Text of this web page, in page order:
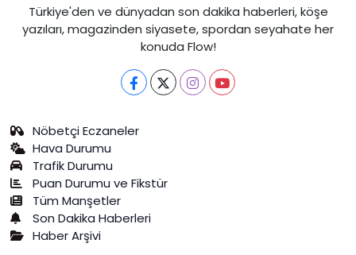
Türkiye'den ve dünyadan son dakika haberleri, köşe
yazıları, magazinden siyasete, spordan seyahate her
konuda Flow!
Nöbetçi Eczaneler
Hava Durumu
Trafik Durumu
Puan Durumu ve Fikstür
Tüm Manşetler
Son Dakika Haberleri
Haber Arşivi